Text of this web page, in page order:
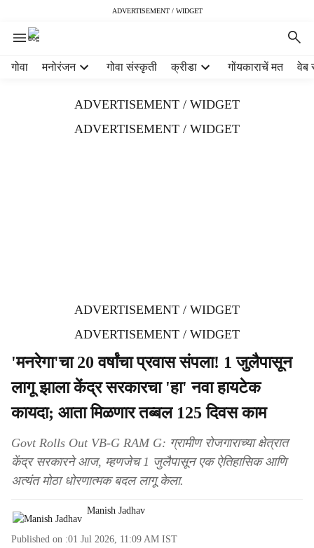
ADVERTISEMENT / WIDGET
गोवा मनोरंजन गोवा संस्कृती क्रीडा गोंयकाराचें मत वेब
ADVERTISEMENT / WIDGET
ADVERTISEMENT / WIDGET
ADVERTISEMENT / WIDGET
ADVERTISEMENT / WIDGET
'मनरेगा'चा 20 वर्षांचा प्रवास संपला! 1 जुलैपासून
लागू झाला केंद्र सरकारचा 'हा' नवा हायटेक
कायदा; आता मिळणार तब्बल 125 दिवस काम
Govt Rolls Out VB-G RAM G: ग्रामीण रोजगाराच्या क्षेत्रात
केंद्र सरकारने आज, म्हणजेच 1 जुलैपासून एक ऐतिहासिक आणि
अत्यंत मोठा धोरणात्मक बदल लागू केला.
Manish Jadhav
Published on :01 Jul 2026, 11:09 AM IST